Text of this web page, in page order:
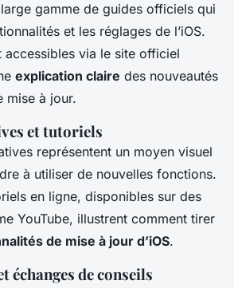
gamme de guides officiels qui
et les réglages de l’iOS.
accessibles via le site officiel
explication claire des nouveautés
mise à jour.
et tutoriels
représentent un moyen visuel
à utiliser de nouvelles fonctions.
en ligne, disponibles sur des
YouTube, illustrent comment tirer
de mise à jour d’iOS.
échanges de conseils